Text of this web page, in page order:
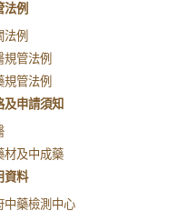
法例
法例
規管法例
規管法例
及申請須知
材及中成藥
資料
中藥檢測中心